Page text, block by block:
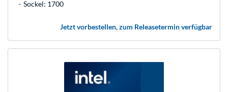
Sockel: 1700
Jetzt vorbestellen, zum Releasetermin verfügbar